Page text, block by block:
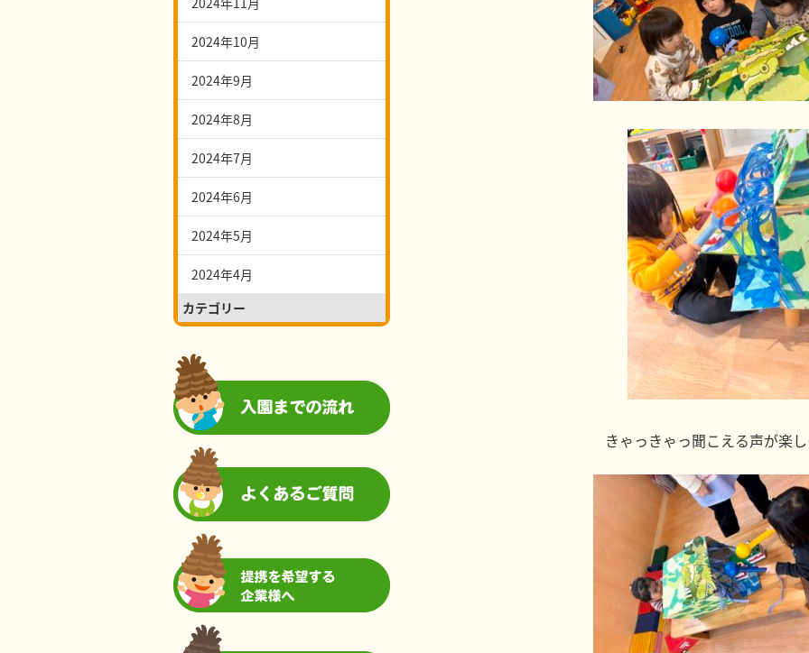
きゃっきゃっ聞こえる声が楽
2024年10月
2024年9月
2024年8月
2024年7月
2024年6月
2024年5月
2024年4月
カテゴリー